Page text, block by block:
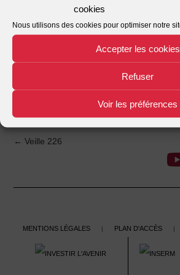
cookies
Nous utilisons des cookies pour optimiser notre
Accepter les cookies
Refuser
Voir les préférences
Nombre de fichiers
This entry was posted in . Bookmark the.
Post
navigation
← Veille 226
Mentions légales | Plan d'accès |